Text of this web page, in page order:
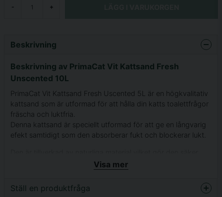
- +
Beskrivning
Beskrivning av PrimaCat Vit Kattsand Fresh
Unscented 10L
PrimaCat Vit Kattsand Fresh Uscented 5L är en högkvalitativ
kattsand som är utformad för att hålla din katts toalettfrågor
fräscha och luktfria.
Denna kattsand är speciellt utformad för att ge en långvarig
efekt samtidigt som den absorberar fukt och blockerar lukt.
och skonsam för både din katt och miljön. Den är även
PrimaCat Vit Kattsand Fresh Unscented 10L har en hög
Visa mer
Ställ en produktfråga